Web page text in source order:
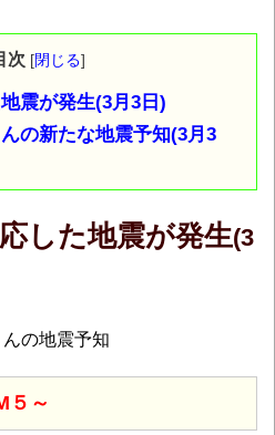
次 [閉じる]
震が発生(3月3日)
の新たな地震予知(3月3
した地震が発生(3
の地震予知
～